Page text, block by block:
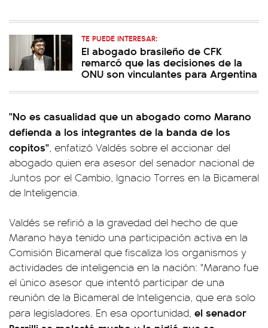
TE PUEDE INTERESAR:
El abogado brasileño de CFK
remarcó que las decisiones de la
ONU son vinculantes para Argentina
"No es casualidad que un abogado como Marano
defienda a los integrantes de la banda de los
copitos", enfatizó Valdés sobre el accionar del
abogado quien era asesor del senador nacional de
Juntos por el Cambio, Ignacio Torres en la Bicameral
de Inteligencia.
Valdés se refirió a la gravedad del hecho de que
Marano haya tenido una participación activa en la
Comisión Bicameral que fiscaliza los organismos y
actividades de inteligencia en la nación: "Marano fue
el único asesor que intentó participar de una
reunión de la Bicameral de Inteligencia, que era solo
para legisladores. En esa oportunidad, el senador